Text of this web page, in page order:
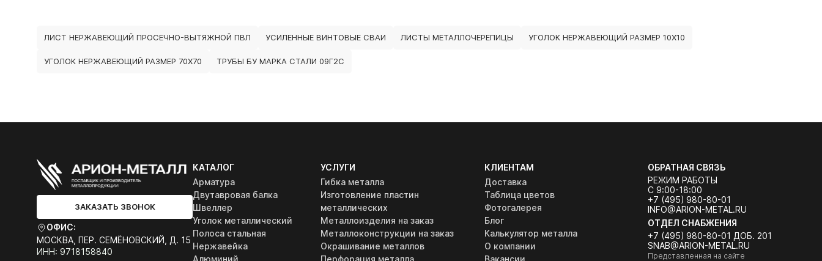
ЛИСТ НЕРЖАВЕЮЩИЙ ПРОСЕЧНО-ВЫТЯЖНОЙ ПВЛ УСИЛЕННЫЕ ВИНТОВЫЕ СВАИ ЛИСТЫ МЕТАЛЛОЧЕРЕПИЦЫ УГОЛОК НЕРЖАВЕЮЩИЙ РАЗМЕР 10Х10
УГОЛОК НЕРЖАВЕЮЩИЙ РАЗМЕР 70Х70 ТРУБЫ БУ МАРКА СТАЛИ 09Г2С
ЗАКАЗАТЬ ЗВОНОК
ОФИС:
МОСКВА, ПЕР. СЕМЁНОВСКИЙ, Д. 15
ИНН: 9718158840
КАТАЛОГ
Арматура
Двутавровая балка
Швеллер
Уголок металлический
Полоса стальная
Нержавейка
Алюминий
УСЛУГИ
Гибка металла
Изготовление пластин
металлических
Металлоизделия на заказ
Металлоконструкции на заказ
Окрашивание металлов
Перфорация металла
КЛИЕНТАМ
Доставка
Таблица цветов
Фотогалерея
Блог
Калькулятор металла
О компании
Вакансии
ОБРАТНАЯ СВЯЗЬ
РЕЖИМ РАБОТЫ
С 9:00-18:00
+7 (495) 980-80-01
INFO@ARION-METAL.RU
ОТДЕЛ СНАБЖЕНИЯ
+7 (495) 980-80-01 ДОБ. 201
SNAB@ARION-METAL.RU
Представленная на сайте